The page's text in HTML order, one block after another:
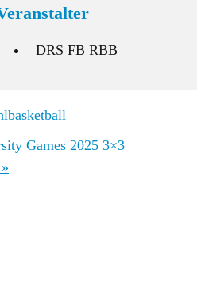
DRS FB RBB
Games 2025 3×3
»